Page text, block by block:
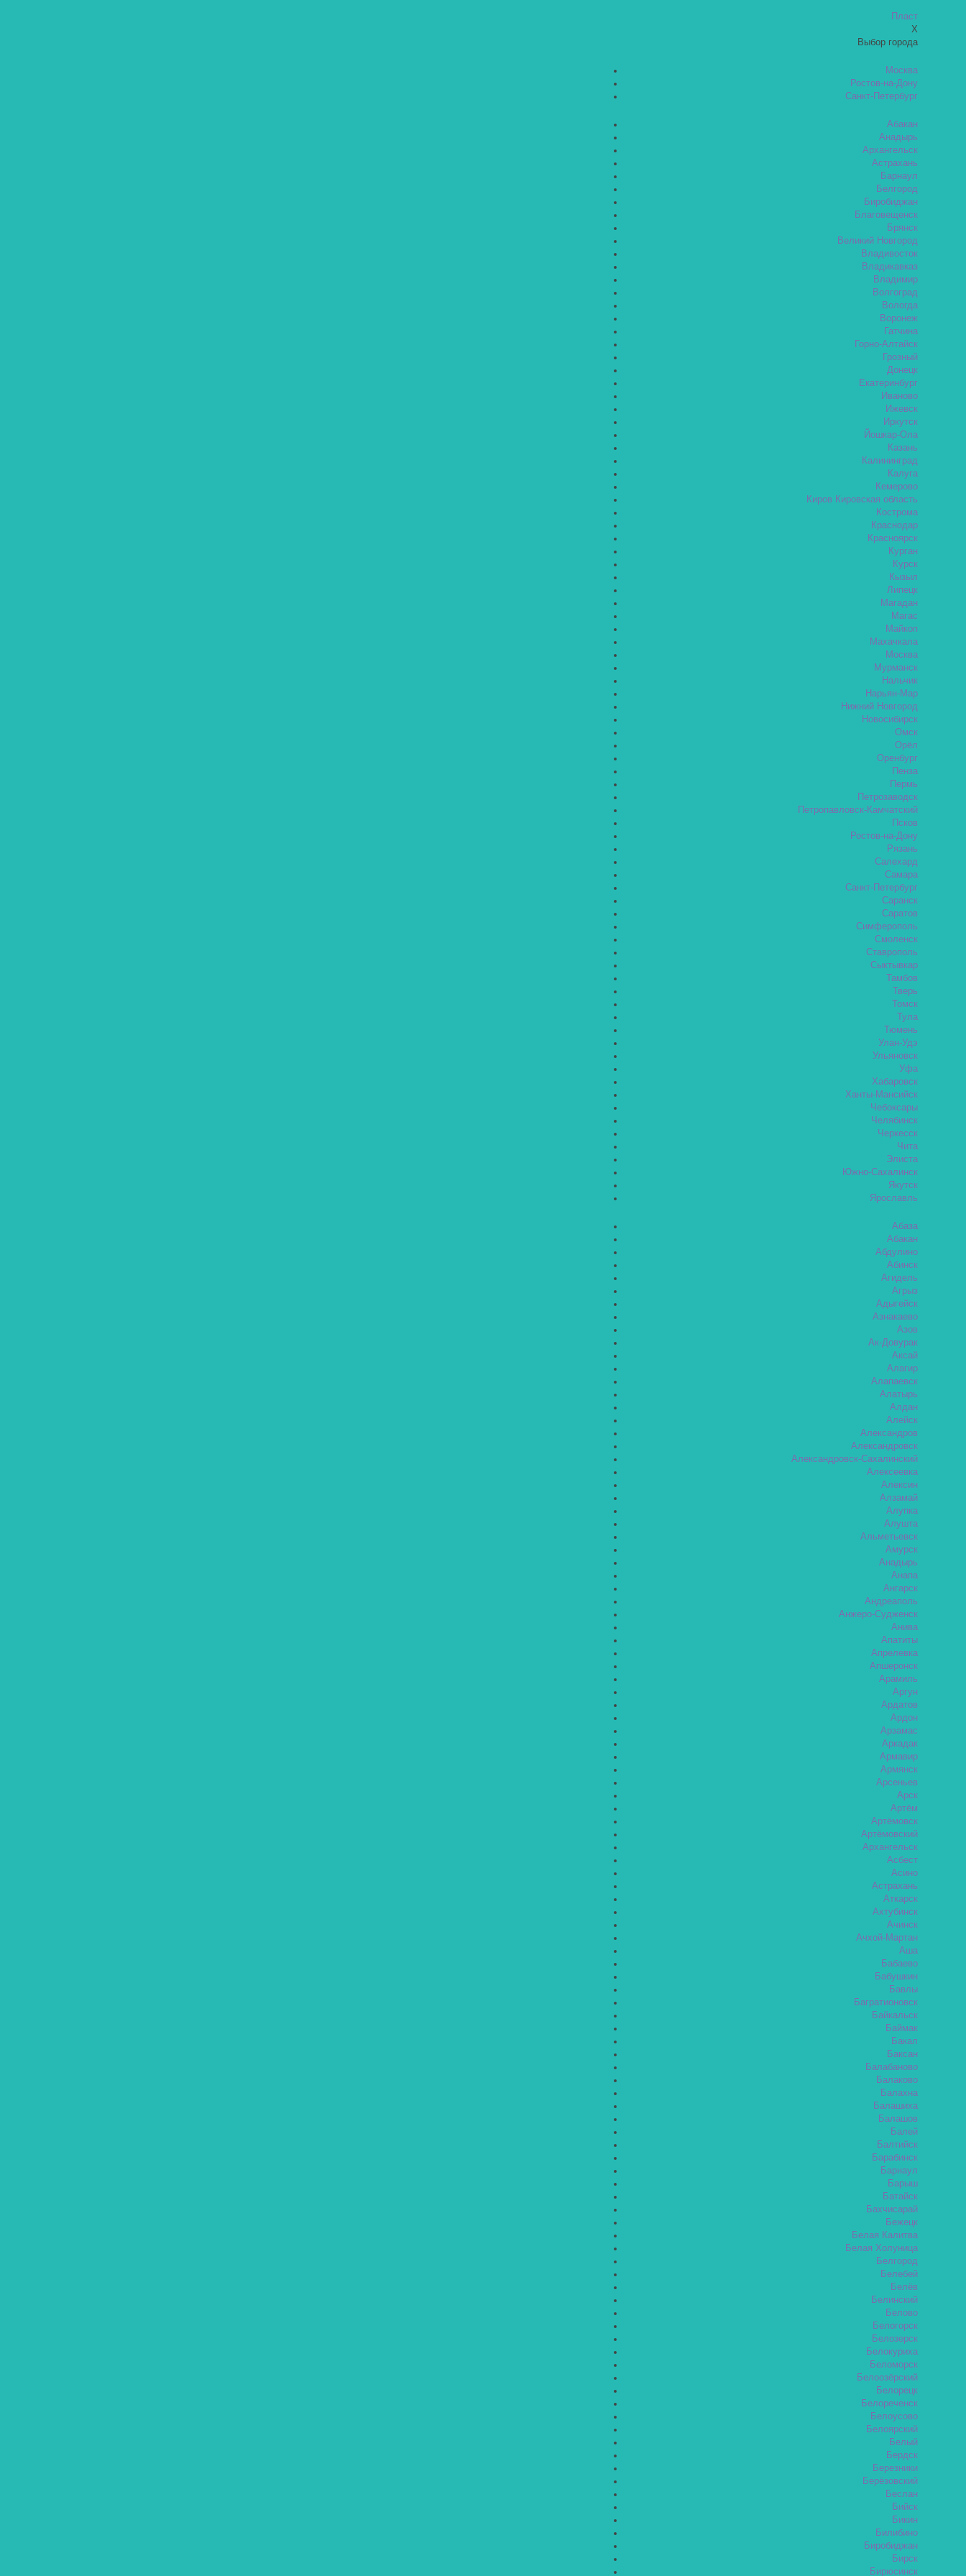
Пласт
X
Выбор города
Москва
Ростов-на-Дону
Санкт-Петербург
Абакан
Анадырь
Архангельск
Астрахань
Барнаул
Белгород
Биробиджан
Благовещенск
Брянск
Великий Новгород
Владивосток
Владикавказ
Владимир
Волгоград
Вологда
Воронеж
Гатчина
Горно-Алтайск
Грозный
Донецк
Екатеринбург
Иваново
Ижевск
Иркутск
Йошкар-Ола
Казань
Калининград
Калуга
Кемерово
Киров Кировская область
Кострома
Краснодар
Красноярск
Курган
Курск
Кызыл
Липецк
Магадан
Магас
Майкоп
Махачкала
Москва
Мурманск
Нальчик
Нарьян-Мар
Нижний Новгород
Новосибирск
Омск
Орёл
Оренбург
Пенза
Пермь
Петрозаводск
Петропавловск-Камчатский
Псков
Ростов-на-Дону
Рязань
Салехард
Самара
Санкт-Петербург
Саранск
Саратов
Симферополь
Смоленск
Ставрополь
Сыктывкар
Тамбов
Тверь
Томск
Тула
Тюмень
Улан-Удэ
Ульяновск
Уфа
Хабаровск
Ханты-Мансийск
Чебоксары
Челябинск
Черкесск
Чита
Элиста
Южно-Сахалинск
Якутск
Ярославль
Абаза
Абакан
Абдулино
Абинск
Агидель
Агрыз
Адыгейск
Азнакаево
Азов
Ак-Довурак
Аксай
Алагир
Алапаевск
Алатырь
Алдан
Алейск
Александров
Александровск
Александровск-Сахалинский
Алексеевка
Алексин
Алзамай
Алупка
Алушта
Альметьевск
Амурск
Анадырь
Анапа
Ангарск
Андреаполь
Анжеро-Судженск
Анива
Апатиты
Апрелевка
Апшеронск
Арамиль
Аргун
Ардатов
Ардон
Арзамас
Аркадак
Армавир
Армянск
Арсеньев
Арск
Артём
Артёмовск
Артёмовский
Архангельск
Асбест
Асино
Астрахань
Аткарск
Ахтубинск
Ачинск
Ачхой-Мартан
Аша
Бабаево
Бабушкин
Бавлы
Багратионовск
Байкальск
Баймак
Бакал
Баксан
Балабаново
Балаково
Балахна
Балашиха
Балашов
Балей
Балтийск
Барабинск
Барнаул
Барыш
Батайск
Бахчисарай
Бежецк
Белая Калитва
Белая Холуница
Белгород
Белебей
Белёв
Белинский
Белово
Белогорск
Белозерск
Белокуриха
Беломорск
Белоозёрский
Белорецк
Белореченск
Белоусово
Белоярский
Белый
Бердск
Березники
Берёзовский
Беслан
Бийск
Бикин
Билибино
Биробиджан
Бирск
Бирюсинск